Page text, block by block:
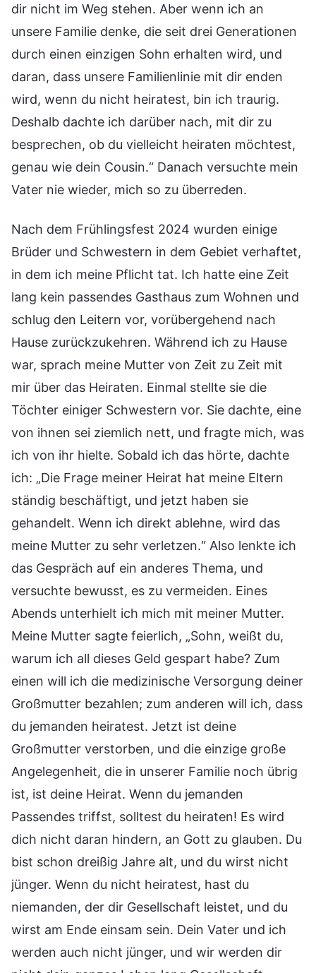
dir nicht im Weg stehen. Aber wenn ich an
unsere Familie denke, die seit drei Generationen
durch einen einzigen Sohn erhalten wird, und
daran, dass unsere Familienlinie mit dir enden
wird, wenn du nicht heiratest, bin ich traurig.
Deshalb dachte ich darüber nach, mit dir zu
besprechen, ob du vielleicht heiraten möchtest,
genau wie dein Cousin.“ Danach versuchte mein
Vater nie wieder, mich so zu überreden.
Nach dem Frühlingsfest 2024 wurden einige
Brüder und Schwestern in dem Gebiet verhaftet,
in dem ich meine Pflicht tat. Ich hatte eine Zeit
lang kein passendes Gasthaus zum Wohnen und
schlug den Leitern vor, vorübergehend nach
Hause zurückzukehren. Während ich zu Hause
war, sprach meine Mutter von Zeit zu Zeit mit
mir über das Heiraten. Einmal stellte sie die
Töchter einiger Schwestern vor. Sie dachte, eine
von ihnen sei ziemlich nett, und fragte mich, was
ich von ihr hielte. Sobald ich das hörte, dachte
ich: „Die Frage meiner Heirat hat meine Eltern
ständig beschäftigt, und jetzt haben sie
gehandelt. Wenn ich direkt ablehne, wird das
meine Mutter zu sehr verletzen.“ Also lenkte ich
das Gespräch auf ein anderes Thema, und
versuchte bewusst, es zu vermeiden. Eines
Abends unterhielt ich mich mit meiner Mutter.
Meine Mutter sagte feierlich, „Sohn, weißt du,
warum ich all dieses Geld gespart habe? Zum
einen will ich die medizinische Versorgung deiner
Großmutter bezahlen; zum anderen will ich, dass
du jemanden heiratest. Jetzt ist deine
Großmutter verstorben, und die einzige große
Angelegenheit, die in unserer Familie noch übrig
ist, ist deine Heirat. Wenn du jemanden
Passendes triffst, solltest du heiraten! Es wird
dich nicht daran hindern, an Gott zu glauben. Du
bist schon dreißig Jahre alt, und du wirst nicht
jünger. Wenn du nicht heiratest, hast du
niemanden, der dir Gesellschaft leistet, und du
wirst am Ende einsam sein. Dein Vater und ich
werden auch nicht jünger, und wir werden dir